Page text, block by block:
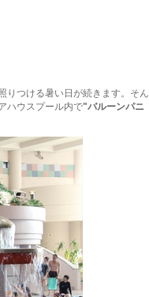
りつける暑い日が続きます。そん
ハウスプール内で"バルーンパニ